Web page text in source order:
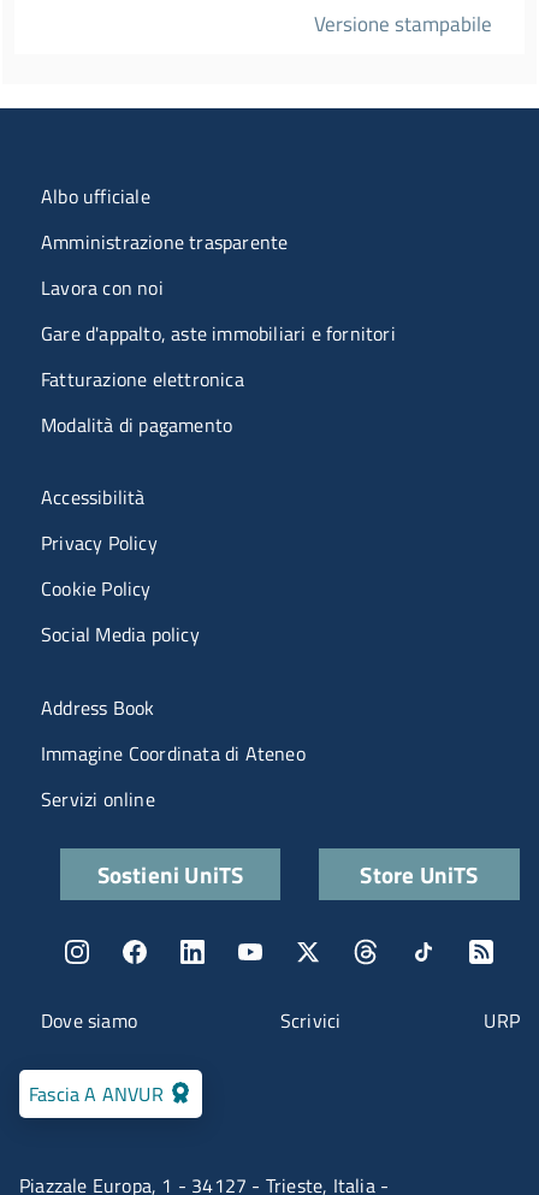
Versione stampabile
Piazzale Europa, 1 - 34127 - Trieste, Italia -
Fascia A ANVUR
Menu contatti
Dove siamo Scrivici URP
Menu organizzazione
Albo ufficiale
Amministrazione trasparente
Lavora con noi
Gare d'appalto, aste immobiliari e fornitori
Fatturazione elettronica
Modalità di pagamento
Menù riferimenti
Accessibilità
Privacy Policy
Cookie Policy
Social Media policy
Menu portale
Address Book
Immagine Coordinata di Ateneo
Servizi online
Quick linksSostieni UniTS Store UniTS
Menu social